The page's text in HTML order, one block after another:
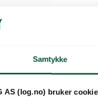
Samtykke
AS (log.no) bruker